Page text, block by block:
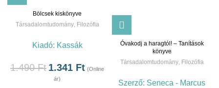
Bölcsek kiskönyve
Társadalomtudomány, Filozófia
Kiadó: Kassák
1.490Ft 1.341 Ft (Online
ár)
Óvakodj a haragtól! – Tanítások
könyve
Társadalomtudomány, Filozófia
Szerző: Seneca - Marcus